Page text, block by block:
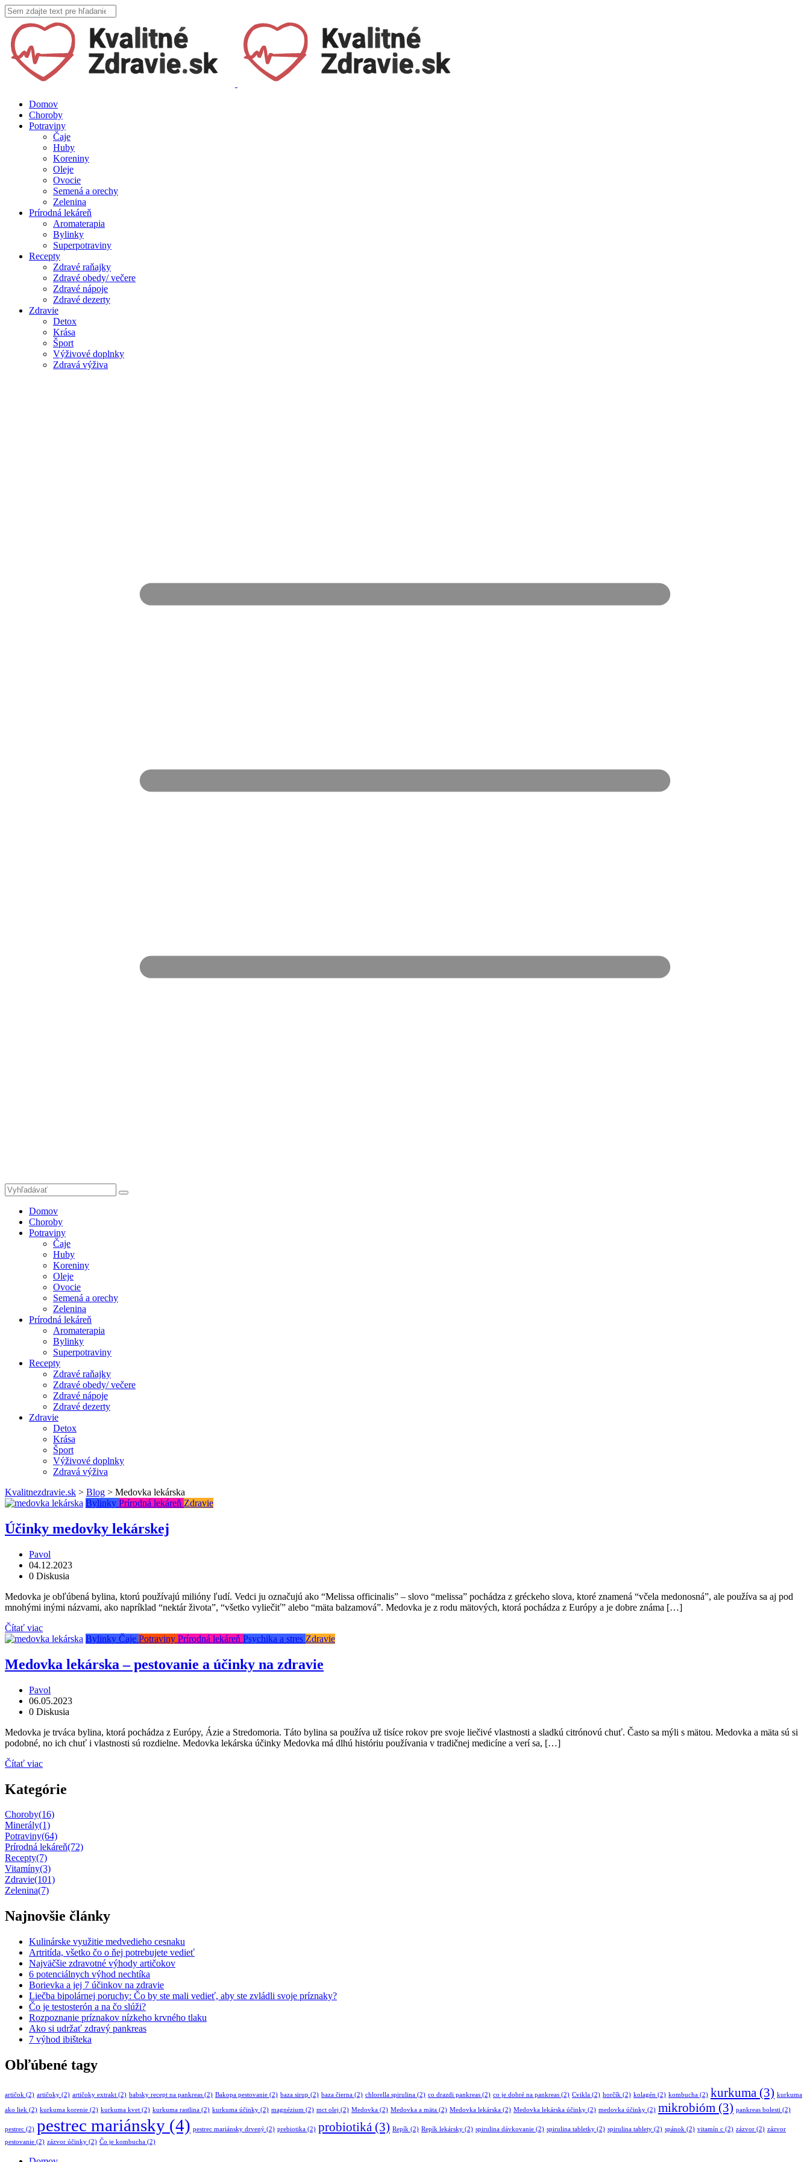
Domov
Choroby
Potraviny
Čaje
Huby
Koreniny
Oleje
Ovocie
Semená a orechy
Zelenina
Prírodná lekáreň
Aromaterapia
Bylinky
Superpotraviny
Recepty
Zdravé raňajky
Zdravé obedy/ večere
Zdravé nápoje
Zdravé dezerty
Zdravie
Detox
Krása
Šport
Výživové doplnky
Zdravá výživa
Domov
Choroby
Potraviny
Čaje
Huby
Koreniny
Oleje
Ovocie
Semená a orechy
Zelenina
Prírodná lekáreň
Aromaterapia
Bylinky
Superpotraviny
Recepty
Zdravé raňajky
Zdravé obedy/ večere
Zdravé nápoje
Zdravé dezerty
Zdravie
Detox
Krása
Šport
Výživové doplnky
Zdravá výživa
Kvalitnezdravie.sk > Blog > Medovka lekárska
Bylinky Prírodná lekáreň Zdravie
Účinky medovky lekárskej
Pavol
04.12.2023
0 Diskusia
Medovka je obľúbená bylina, ktorú používajú milióny ľudí. Vedci ju označujú ako “Melissa officinalis” – slovo “melissa” pochádza z gréckeho slova, ktoré znamená “včela medonosná”, ale používa sa aj pod
mnohými inými názvami, ako napríklad “nektár života”, “všetko vyliečiť” alebo “mäta balzamová”. Medovka je z rodu mätových, ktorá pochádza z Európy a je dobre známa […]
Čítať viac
Bylinky Čaje Potraviny Prírodná lekáreň Psychika a stres Zdravie
Medovka lekárska – pestovanie a účinky na zdravie
Pavol
06.05.2023
0 Diskusia
Medovka je trváca bylina, ktorá pochádza z Európy, Ázie a Stredomoria. Táto bylina sa používa už tisíce rokov pre svoje liečivé vlastnosti a sladkú citrónovú chuť. Často sa mýli s mätou. Medovka a mäta sú si
podobné, no ich chuť i vlastnosti sú rozdielne. Medovka lekárska účinky Medovka má dlhú históriu používania v tradičnej medicíne a verí sa, […]
Čítať viac
Kategórie
Choroby(16)
Minerály(1)
Potraviny(64)
Prírodná lekáreň(72)
Recepty(7)
Vitamíny(3)
Zdravie(101)
Zelenina(7)
Najnovšie články
Kulinárske využitie medvedieho cesnaku
Artritída, všetko čo o ňej potrebujete vedieť
Najväčšie zdravotné výhody artičokov
6 potenciálnych výhod nechtíka
Borievka a jej 7 účinkov na zdravie
Liečba bipolárnej poruchy: Čo by ste mali vedieť, aby ste zvládli svoje príznaky?
Čo je testosterón a na čo slúži?
Rozpoznanie príznakov nízkeho krvného tlaku
Ako si udržať zdravý pankreas
7 výhod ibišteka
Obľúbené tagy
artičok (2) artičoky (2) artičoky extrakt (2) babsky recept na pankreas (2) Bakopa pestovanie (2) baza sirup (2) baza čierna (2) chlorella spirulina (2) co drazdi pankreas (2) co je dobré na pankreas (2) Cvikla (2) horčík (2) kolagén (2) kombucha (2) kurkuma (3) kurkuma
ako liek (2) kurkuma korenie (2) kurkuma kvet (2) kurkuma rastlina (2) kurkuma účinky (2) magnézium (2) mct olej (2) Medovka (2) Medovka a mäta (2) Medovka lekárska (2) Medovka lekárska účinky (2) medovka účinky (2) mikrobióm (3) pankreas bolesti (2)
pestrec (2) pestrec mariánsky (4) pestrec mariánsky drvený (2) prebiotika (2) probiotiká (3) Repík (2) Repík lekársky (2) spirulina dávkovanie (2) spirulina tabletky (2) spirulina tablety (2) spánok (2) vitamín c (2) zázvor (2) zázvor
pestovanie (2) zázvor účinky (2) Čo je kombucha (2)